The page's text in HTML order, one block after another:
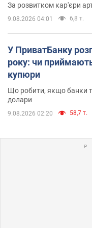
За розвитком кар'єри
9.08.2026 04:01 6,8 т.
У ПриватБанку
року: чи
купюри
Що робити, якщо банки
долари
9.08.2026 02:20 58,7 т.